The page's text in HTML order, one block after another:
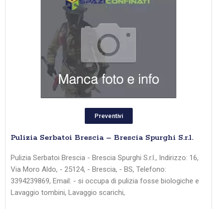
Preventivi
Pulizia Serbatoi Brescia – Brescia Spurghi S.r.l.
Pulizia Serbatoi Brescia - Brescia Spurghi S.r.l., Indirizzo: 16,
Via Moro Aldo, - 25124, - Brescia, - BS, Telefono:
3394239869, Email: - si occupa di pulizia fosse biologiche e
Lavaggio tombini, Lavaggio scarichi,